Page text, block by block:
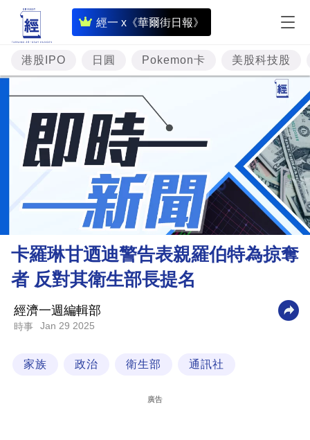
經一 x《華爾街日報》
即
時
財
經
專
題
投
資
樓
市
財
商
業
科
港股IPO 日圓 Pokemon卡 美股科技股
卡羅琳甘迺迪警告表親羅伯特為掠奪
者 反對其衛生部長提名
經濟一週編輯部
時事 Jan 29 2025
家族 政治 衛生部 通訊社
廣告